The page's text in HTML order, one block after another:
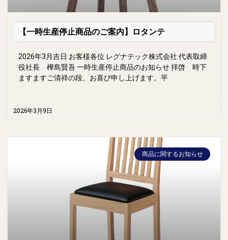
【一時生産停止商品のご案内】ロタンテ
2026年3月吉日 お客様各位 レグナテック株式会社 代表取締
役社長 樺島賢吾 一時生産停止商品のお知らせ 拝啓 時下
ますますご清祥の段、お喜び申し上げます。平
2026年3月9日
商品に関するお知らせ